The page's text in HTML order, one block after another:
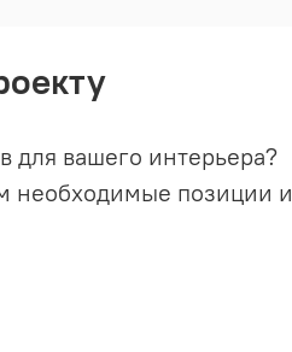
для вашего интерьера?
необходимые позиции и